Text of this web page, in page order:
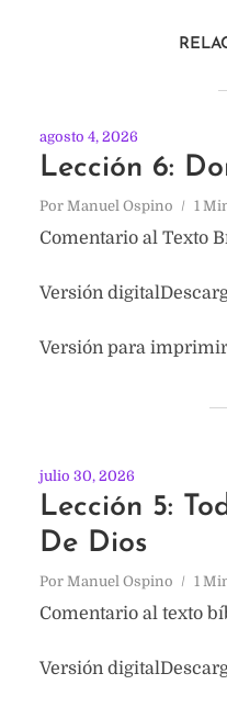
agosto 4, 2026
Lección 6:
Por Manuel Ospino 1
Comentario al Texto
Versión
Versión para
julio 30, 2026
Lección 5:
De Dios
Por Manuel Ospino 1
Comentario al texto
Versión